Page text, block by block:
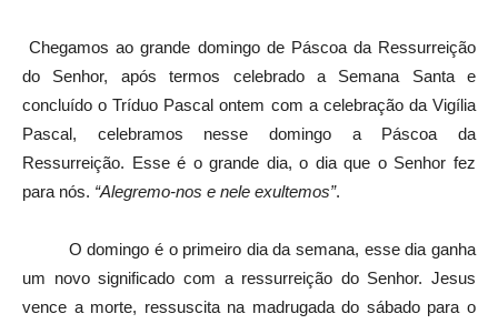
Chegamos ao grande domingo de Páscoa da Ressurreição
do Senhor, após termos celebrado a Semana Santa e
concluído o Tríduo Pascal ontem com a celebração da Vigília
Pascal, celebramos nesse domingo a Páscoa da
Ressurreição. Esse é o grande dia, o dia que o Senhor fez
para nós. “Alegremo-nos e nele exultemos”.
O domingo é o primeiro dia da semana, esse dia ganha
um novo significado com a ressurreição do Senhor. Jesus
vence a morte, ressuscita na madrugada do sábado para o